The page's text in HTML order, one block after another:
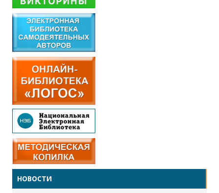
НОВОСТИ